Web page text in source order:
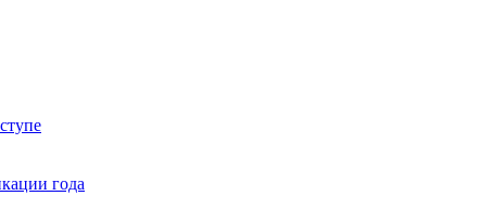
года